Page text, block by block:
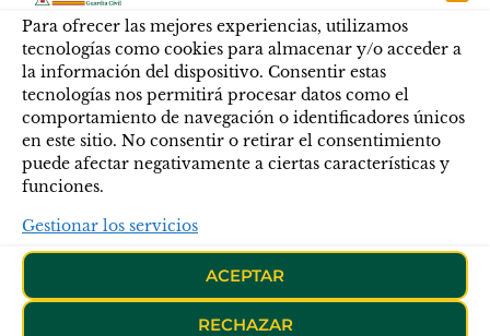
Para ofrecer las mejores experiencias, utilizamos
tecnologías como cookies para almacenar y/o acceder a
la información del dispositivo. Consentir estas
tecnologías nos permitirá procesar datos como el
comportamiento de navegación o identificadores únicos
en este sitio. No consentir o retirar el consentimiento
puede afectar negativamente a ciertas características y
funciones.
Gestionar los servicios
ACEPTAR
RECHAZAR
GRUPO DE TRABAJO SOBRE
VACACIONES, PERMISOS Y LICENCIAS.
El Presidente del Grupo de Trabajo que el motivo de la
modificación de esta O.G. es para adecuarla a los cambios
Guardia Civil. Asimismo, se ha añadido algún artículo
para que los Guardias Alumnos no tengan preferencia al
momento de solicitar vacaciones con respecto a los
Guardias Profesiones. También que los jefes de unidad